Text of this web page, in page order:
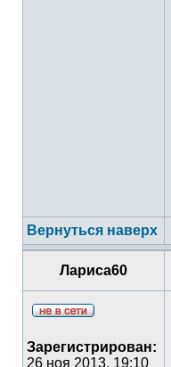
Вернуться наверх
Лариса60
Зарегистрирован:
26 ноя 2013, 19:10